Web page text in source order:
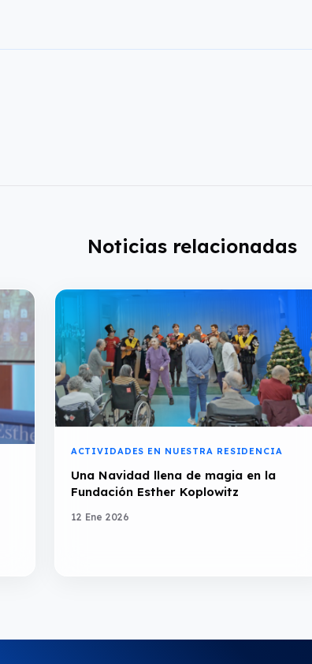
Noticias relacionadas
ACTIVIDADES EN NUESTRA RESIDENCIA
Una Navidad llena de magia en la
Fundación Esther Koplowitz
12 Ene 2026